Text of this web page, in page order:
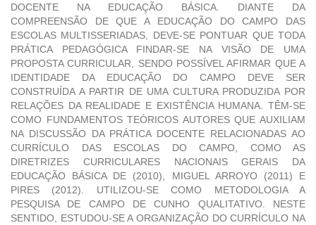
DOCENTE NA EDUCAÇÃO BÁSICA. DIANTE DA
COMPREENSÃO DE QUE A EDUCAÇÃO DO CAMPO DAS
ESCOLAS MULTISSERIADAS, DEVE-SE PONTUAR QUE TODA
PRÁTICA PEDAGÓGICA FINDAR-SE NA VISÃO DE UMA
PROPOSTA CURRICULAR, SENDO POSSÍVEL AFIRMAR QUE A
IDENTIDADE DA EDUCAÇÃO DO CAMPO DEVE SER
CONSTRUÍDA A PARTIR DE UMA CULTURA PRODUZIDA POR
RELAÇÕES DA REALIDADE E EXISTÊNCIA HUMANA. TÊM-SE
COMO FUNDAMENTOS TEÓRICOS AUTORES QUE AUXILIAM
NA DISCUSSÃO DA PRÁTICA DOCENTE RELACIONADAS AO
CURRÍCULO DAS ESCOLAS DO CAMPO, COMO AS
DIRETRIZES CURRICULARES NACIONAIS GERAIS DA
EDUCAÇÃO BÁSICA DE (2010), MIGUEL ARROYO (2011) E
PIRES (2012). UTILIZOU-SE COMO METODOLOGIA A
PESQUISA DE CAMPO DE CUNHO QUALITATIVO. NESTE
SENTIDO, ESTUDOU-SE A ORGANIZAÇÃO DO CURRÍCULO NA